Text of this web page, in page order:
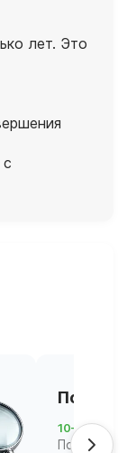
лет. Это
Подача
10–21 день
Подаём